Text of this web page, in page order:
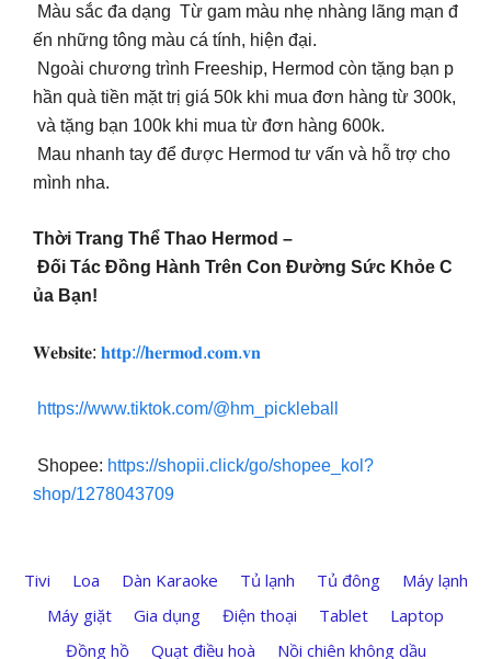
Màu sắc đa dạng Từ gam màu nhẹ nhàng lãng mạn đ
ến những tông màu cá tính, hiện đại.
Ngoài chương trình Freeship, Hermod còn tặng bạn p
hần quà tiền mặt trị giá 50k khi mua đơn hàng từ 300k,
và tặng bạn 100k khi mua từ đơn hàng 600k.
Mau nhanh tay để được Hermod tư vấn và hỗ trợ cho
mình nha.
️Thời Trang Thể Thao Hermod –
Đối Tác Đồng Hành Trên Con Đường Sức Khỏe C
ủa Bạn!
𝐖𝐞𝐛𝐬𝐢𝐭𝐞: 𝐡𝐭𝐭𝐩://𝐡𝐞𝐫𝐦𝐨𝐝.𝐜𝐨𝐦.𝐯𝐧
https://www.tiktok.com/@hm_pickleball
Shopee: https://shopii.click/go/shopee_kol?
shop/1278043709
Tivi Loa Dàn Karaoke Tủ lạnh Tủ đông
Máy lạnh
Máy giặt
Gia dụng Điện thoại Tablet
Laptop
Đồng hồ
Quạt điều hoà Nồi chiên không dầu